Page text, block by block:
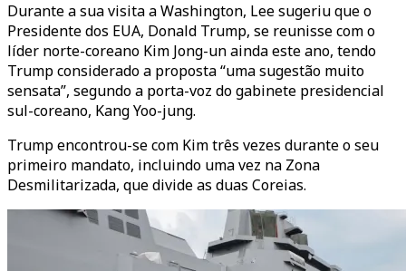
Durante a sua visita a Washington, Lee sugeriu que o
Presidente dos EUA, Donald Trump, se reunisse com o
líder norte-coreano Kim Jong-un ainda este ano, tendo
Trump considerado a proposta “uma sugestão muito
sensata”, segundo a porta-voz do gabinete presidencial
sul-coreano, Kang Yoo-jung.
Trump encontrou-se com Kim três vezes durante o seu
primeiro mandato, incluindo uma vez na Zona
Desmilitarizada, que divide as duas Coreias.